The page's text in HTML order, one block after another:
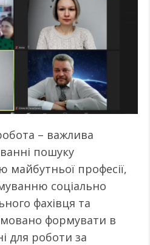
– важлива
пошуку
професії,
соціально
фахівця та
формувати в
для роботи за